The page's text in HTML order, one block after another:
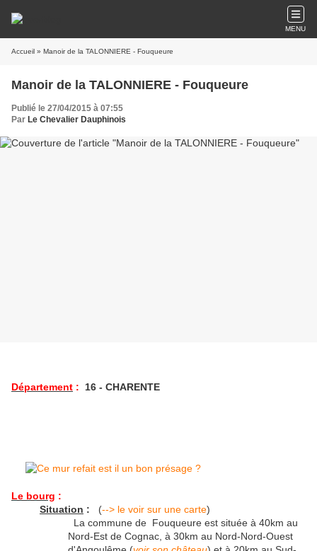
MENU
Accueil » Manoir de la TALONNIERE - Fouqueure
Manoir de la TALONNIERE - Fouqueure
Publié le 27/04/2015 à 07:55
Par Le Chevalier Dauphinois
Département : 16 - CHARENTE
Le bourg :
Situation : (--> le voir sur une carte)
La commune de Fouqueure est située à 40km au
Nord-Est de Cognac, à 30km au Nord-Nord-Ouest